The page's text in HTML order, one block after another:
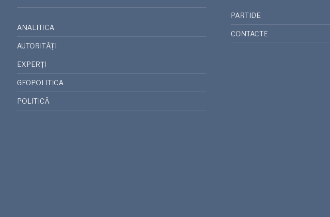
ANALITICA
AUTORITĂȚI
EXPERȚI
GEOPOLITICA
POLITICĂ
PARTIDE
CONTACTE